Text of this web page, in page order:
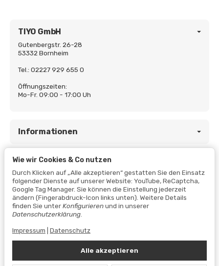
TIYO GmbH
Gutenbergstr. 26-28
53332 Bornheim
Tel.: 02227 929 655 0
Öffnungszeiten:
Mo-Fr. 09:00 - 17:00 Uh
Informationen
Gesetzliche Informationen
Vertrag widerrufen
Alle akzeptieren
Wie wir Cookies & Co nutzen
Durch Klicken auf „Alle akzeptieren“ gestatten Sie den Einsatz
folgender Dienste auf unserer Website: YouTube, ReCaptcha,
Google Tag Manager. Sie können die Einstellung jederzeit
ändern (Fingerabdruck-Icon links unten). Weitere Details
finden Sie unterKonfigurierenund in unserer
Datenschutzerklärung.
Impressum Datenschutz